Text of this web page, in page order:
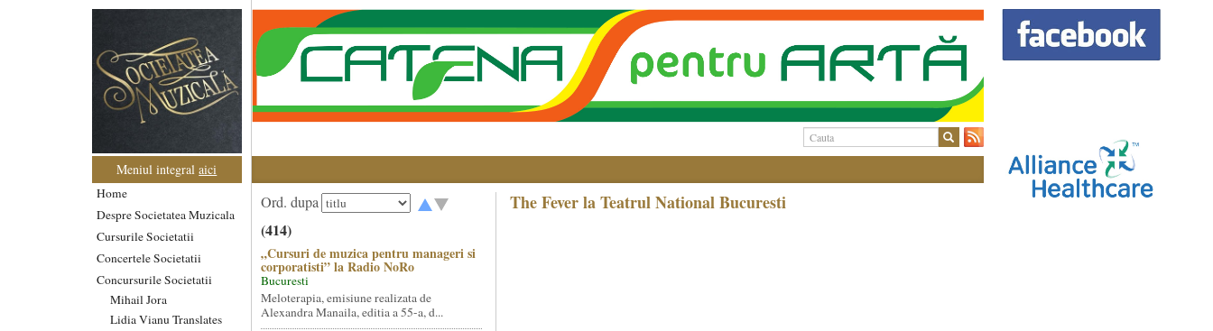
Meniul integralaici
Home
Despre Societatea Muzicala
Cursurile Societatii
Concertele Societatii
Concursurile Societatii
Mihail Jora
Lidia Vianu Translates
Ord. dupa
(414)
„Cursuri de muzica pentru manageri si
corporatisti” la Radio NoRo
Bucuresti
Meloterapia, emisiune realizata de
Alexandra Manaila, editia a 55-a, d...
The Fever la Teatrul National Bucuresti